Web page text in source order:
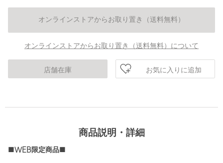
オンラインストアからお取り置き（送料無料）
オンラインストアからお取り置き（送料無料）について
店舗在庫 お気に入りに追加
商品説明・詳細
■WEB限定商品■